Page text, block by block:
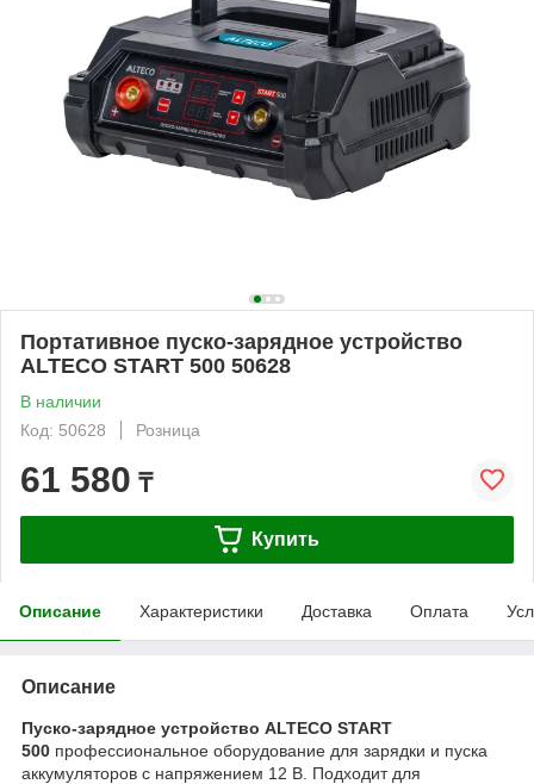
Портативное пуско-зарядное устройство
ALTECO START 500 50628
В наличии
Код: 50628
Розница
61 580 ₸
Купить
Описание Характеристики Доставка Оплата
Описание
Пуско-зарядное устройство ALTECO START
500 профессиональное оборудование для зарядки и пуска
аккумуляторов с напряжением 12 В. Подходит для